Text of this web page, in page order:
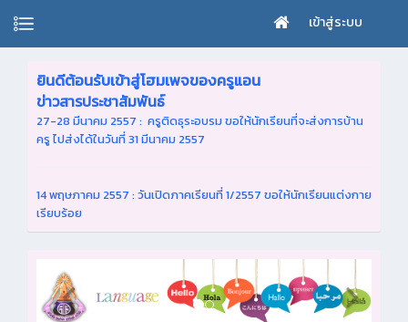
เข้าสู่ระบบ
ยินดีต้อนรับเข้าสู่โฮมเพจของครูแอน
ข่าวสารประชาสัมพันธ์
27-28 มีนาคม 2557 : ครูติดธุระอบรม ขอให้นักเรียนที่จะส่งการบ้าน
ครู ไปส่งได้ในวันที่ 31 มีนาคม 2557
14 พฤษภาคม 2557 : วันเปิดภาคเรียนที่ 1/2557 ขอให้นักเรียนแต่งกาย
เรียบร้อย